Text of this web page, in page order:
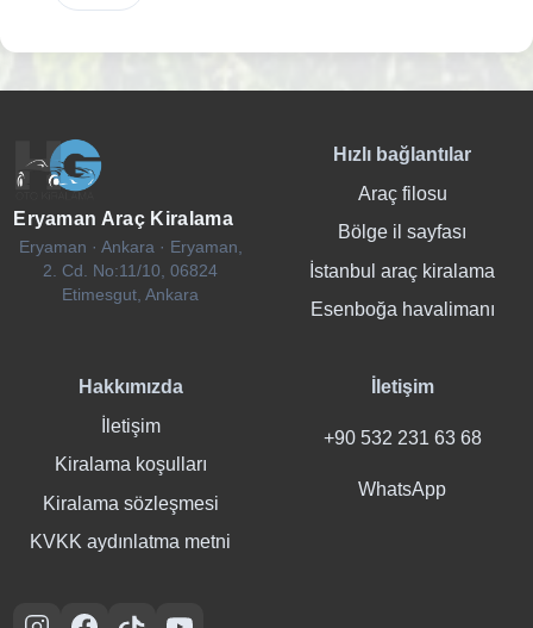
Eryaman Araç Kiralama
Eryaman · Ankara · Eryaman,
2. Cd. No:11/10, 06824
Etimesgut, Ankara
Hızlı bağlantılar
Araç filosu
Bölge il sayfası
İstanbul araç kiralama
Esenboğa havalimanı
Hakkımızda
İletişim
Kiralama koşulları
Kiralama sözleşmesi
KVKK aydınlatma metni
İletişim
+90 532 231 63 68
WhatsApp